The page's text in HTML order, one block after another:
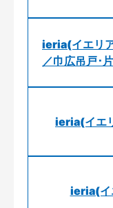
ieria(イエリ
／巾広吊戸･
ieria(イエ
ieria(イ